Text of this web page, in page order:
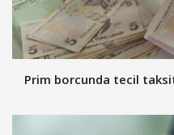
Prim borcunda tecil